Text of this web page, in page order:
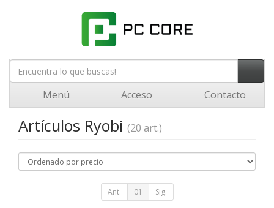
Menú Acceso Contacto
Artículos Ryobi (20 art.)
Ant. 01 Sig.